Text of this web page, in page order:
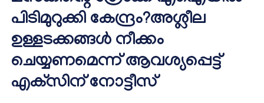
പിടിമുറുക്കി കേന്ദ്രം?അശ്ലീല
ഉള്ളടക്കങ്ങള്‍ നീക്കം
ചെയ്യണമെന്ന് ആവശ്യപ്പെട്ട്
എക്‌സിന് നോട്ടീസ്